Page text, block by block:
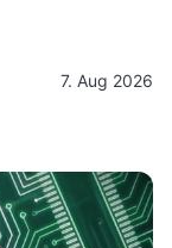
7. Aug 2026